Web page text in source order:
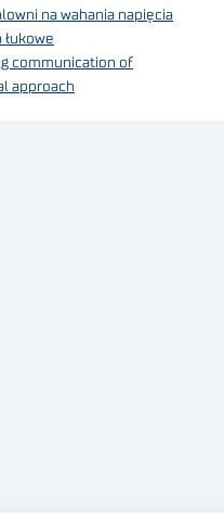
na wahania napięcia
communication of
approach